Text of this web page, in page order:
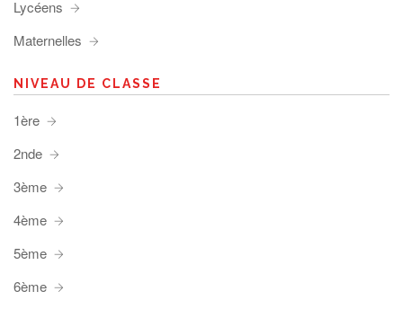
Lycéens
Maternelles
NIVEAU DE CLASSE
1ère
2nde
3ème
4ème
5ème
6ème